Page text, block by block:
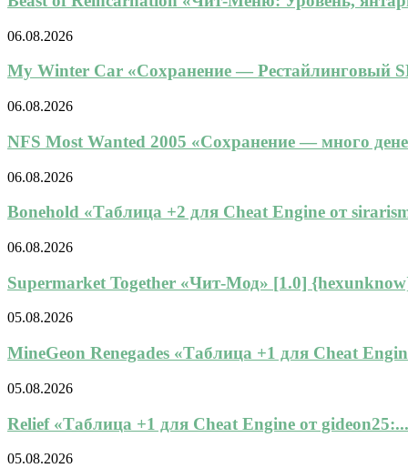
06.08.2026
My Winter Car «Сохранение — Рестайлинговый
06.08.2026
NFS Most Wanted 2005 «Сохранение — много
06.08.2026
Bonehold «Таблица +2 для Cheat Engine от
06.08.2026
Supermarket Together «Чит-Мод» [1.0]
05.08.2026
MineGeon Renegades «Таблица +1 для Cheat
05.08.2026
Relief «Таблица +1 для Cheat Engine от gideon25:...
05.08.2026